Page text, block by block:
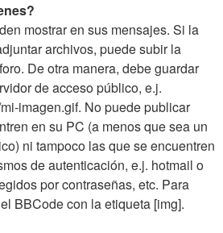
mostrar en sus mensajes. Si la
archivos, puede subir la
De otra manera, debe guardar
de acceso público, e.j.
imagen.gif. No puede publicar
en su PC (a menos que sea un
ni tampoco las que se encuentren
de autenticación, e.j. hotmail o
por contraseñas, etc. Para
BBCode con la etiqueta [img].